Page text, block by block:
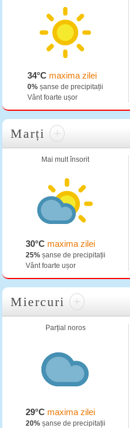
34°C maxima zilei
0% șanse de precipitații
Vânt foarte ușor
Marți +
Mai mult însorit
30°Cmaxima zilei
25%șanse de precipitații
Vânt foarte ușor
Miercuri +
Parțial noros
29°Cmaxima zilei
20%șanse de precipitații